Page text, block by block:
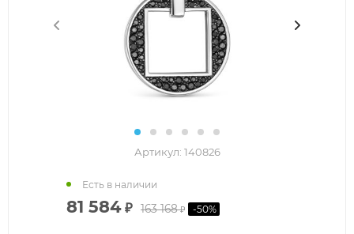
Артикул: 140826
81 584₽ 163 168₽ -50%
Есть в наличии